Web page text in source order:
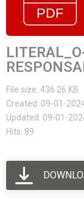
File size: 436.26 KB
Created: 09-01-
Updated: 09-01-
Hits: 89